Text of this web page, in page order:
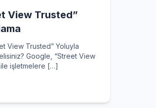
View Trusted”
View Trusted” Yoluyla
Google, “Street View
ile işletmelere […]